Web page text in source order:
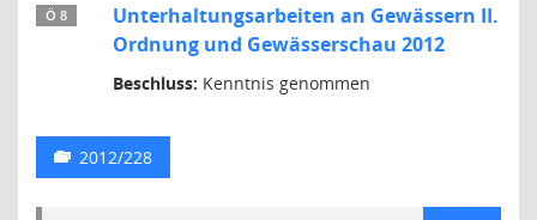
Ö 8
Unterhaltungsarbeiten an Gewässern II.
Ordnung und Gewässerschau 2012
Beschluss: Kenntnis genommen
2012/228